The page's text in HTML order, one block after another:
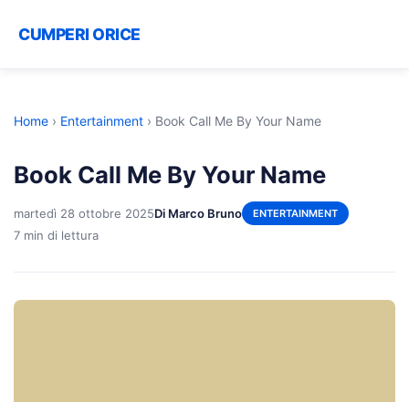
CUMPERI ORICE
Home › Entertainment › Book Call Me By Your Name
Book Call Me By Your Name
martedì 28 ottobre 2025Di Marco Bruno ENTERTAINMENT
7 min di lettura